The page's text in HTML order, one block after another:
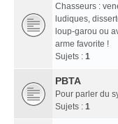
Chasseurs :
ludiques,
loup-garou ou
arme favorite !
Sujets : 1
PBTA
Pour parler du
Sujets : 1